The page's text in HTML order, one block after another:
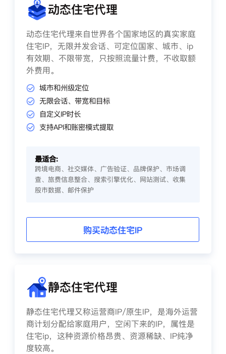
动态住宅代理
动态住宅代理来自世界各个国家地区的真实家庭
住宅IP，无限并发会话、可定位国家、城市、ip
有效期、不限带宽，只按照流量计费，不收取额
外费用。
城市和州级定位
无限会话、带宽和目标
自定义IP时长
支持API和账密模式提取
最适合:
跨境电商、社交媒体、广告验证、品牌保护、市场调
查、旅费信息整合、搜索引擎优化、网站测试、收集
股市数据、邮件保护
购买动态住宅IP
静态住宅代理
静态住宅代理又称运营商IP/原生IP，是海外运营
商计划分配给家庭用户，空闲下来的IP，属性是
住宅ip，这种资源价格昂贵、资源稀缺、IP纯净
度较高。